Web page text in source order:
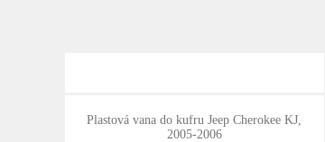
Plastová vana do kufru Jeep Cherokee KJ,
2005-2006